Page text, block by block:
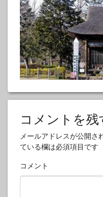
コメントを残
メールアドレスが公開さ
ている欄は必須項目です
コメント